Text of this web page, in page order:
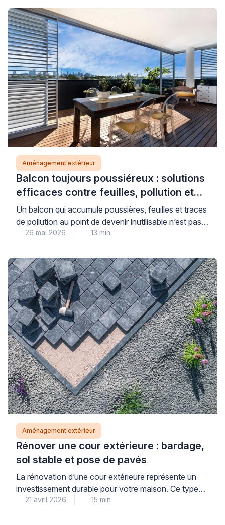
Aménagement extérieur
Balcon toujours poussiéreux : solutions
efficaces contre feuilles, pollution et
saletés (sans fermer entièrement)
Un balcon qui accumule poussières, feuilles et traces
de pollution au point de devenir inutilisable n’est pas
une fatalité : des solutions concrètes existent pour
nécessairement recourir à une fermeture totale qui
transformerait votre balcon en véranda. La clé réside
dans l’identification précise de la source
d’encrassement et le […]
26 mai 2026 13 min
Aménagement extérieur
Rénover une cour extérieure : bardage,
sol stable et pose de pavés
La rénovation d’une cour extérieure représente un
investissement durable pour votre maison. Ce type
de projet combine esthétique et fonctionnalité pour
21 avril 2026 15 min